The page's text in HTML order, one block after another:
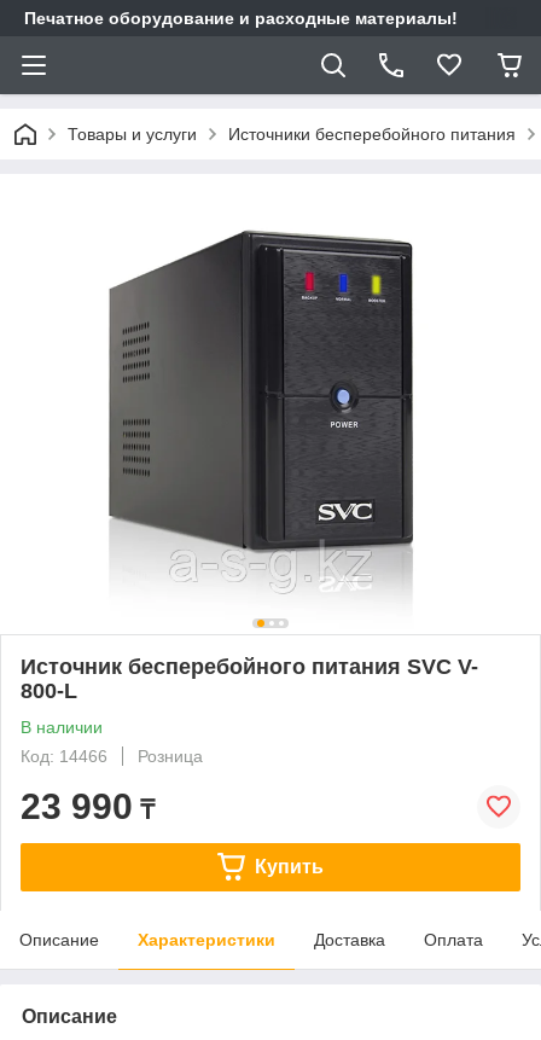
Печатное оборудование и расходные материалы!
Товары и услуги Источники бесперебойного питания
Источник бесперебойного питания SVC V-
800-L
В наличии
Код: 14466
Розница
23 990 ₸
Купить
Описание Характеристики Доставка Оплата
Описание